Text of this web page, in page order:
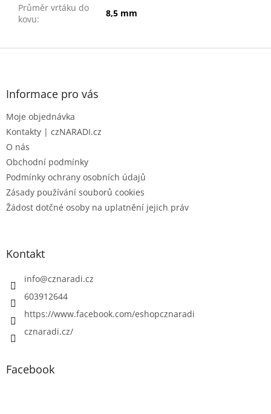
Průměr vrtáku do
kovu:
8,5 mm
Z
Informace pro vás
Moje objednávka
Kontakty | czNARADI.cz
O nás
Obchodní podmínky
Podmínky ochrany osobních údajů
Zásady používání souborů cookies
Žádost dotčné osoby na uplatnění jejich práv
Kontakt
info@cznaradi.cz
603912644
https://www.facebook.com/eshopcznaradi
cznaradi.cz/
Facebook